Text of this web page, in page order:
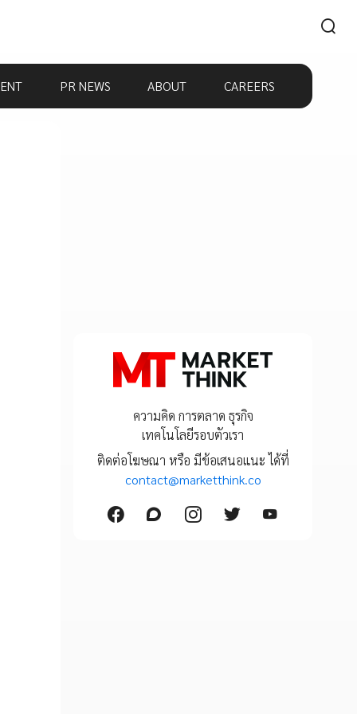
PR NEWS ABOUT CAREERS
ความคิด การตลาด ธุรกิจ
เทคโนโลยีรอบตัวเรา
ติดต่อโฆษณา หรือ มีข้อเสนอแนะ ได้ที่
contact@marketthink.co